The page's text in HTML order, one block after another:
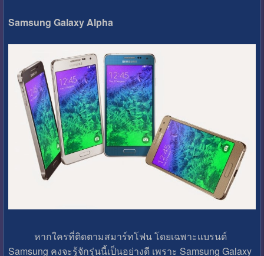
Samsung Galaxy Alpha
หากใครที่ติดตามสมาร์ทโฟน โดยเฉพาะแบรนด์
Samsung คงจะรู้จักรุ่นนี้เป็นอย่างดี เพราะ Samsung Galaxy